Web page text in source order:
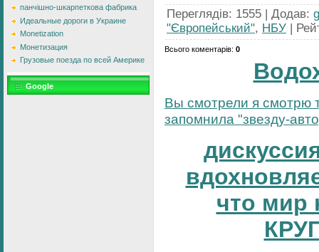
панчішно-шкарпеткова фабрика
Идеальные дороги в Украине
Monetization
Монетизация
Грузовые поезда по всей Америке
Google
Переглядів: 1555 | Додав:
"Європейський", НБУ |
Всього коментарів: 0
Вы смотрели я смотрю
запомнила "звезду-
что мир